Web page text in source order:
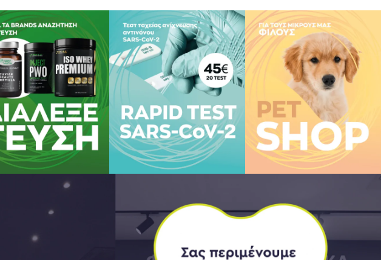
μια σπάνια αλλά σοβαρή ασθένεια. Παρακαλούμε
ατομική σας υγιεινή.